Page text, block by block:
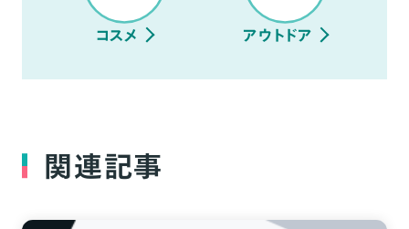
コスメ アウトドア
関連記事